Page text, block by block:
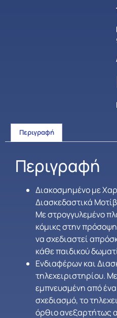
Περιγραφή
Περιγραφή
Διακοσμημένο με
Διασκεδαστικά
Με στρογγυλεμένο
κόμικς στην
να σχεδιαστεί
κάθε παιδικού
Ενδιαφέρων και
τηλεχειριστηρίου.
εμπνευσμένη από
σχεδιασμό, το
όρθιο ανεξαρτήτως